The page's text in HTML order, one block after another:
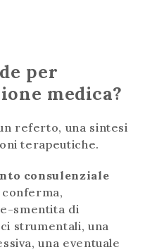
per
medica?
referto, una sintesi
terapeutiche.
consulenziale
conferma,
smentita di
strumentali, una
una eventuale